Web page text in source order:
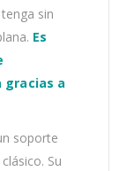
sin
Es
gracias a
soporte
Su